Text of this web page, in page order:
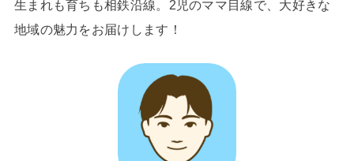
生まれも育ちも相鉄沿線。2児のママ目線で、大好きな
地域の魅力をお届けします！